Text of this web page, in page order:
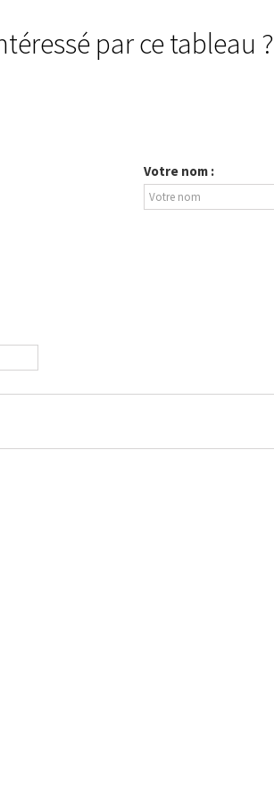
par ce tableau ?
Votre nom :